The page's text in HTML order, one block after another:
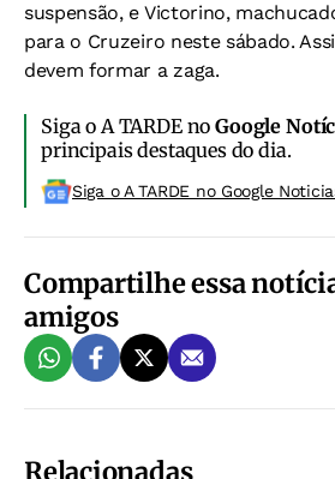
suspensão, e Victorino,
para o Cruzeiro neste sábado.
devem formar a zaga.
Siga o A TARDE noGoogle
principais destaques do dia.
Siga o A TARDE no Google
Compartilhe essa
amigos
Relacionadas